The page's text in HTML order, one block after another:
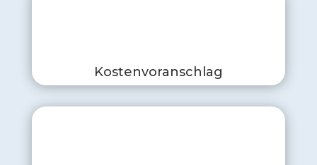
Kostenvoranschlag